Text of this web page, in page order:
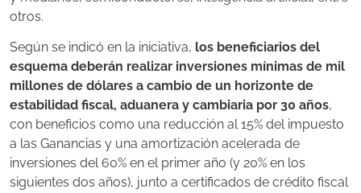
otros.
Según se indicó en la iniciativa, los beneficiarios del
esquema deberán realizar inversiones mínimas de mil
millones de dólares a cambio de un horizonte de
estabilidad fiscal, aduanera y cambiaria por 30 años,
con beneficios como una reducción al 15% del impuesto
a las Ganancias y una amortización acelerada de
inversiones del 60% en el primer año (y 20% en los
siguientes dos años), junto a certificados de crédito fiscal